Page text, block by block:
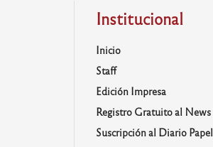
Institucional
Inicio
Staff
Edición Impresa
Registro Gratuito al News
Suscripción al Diario Papel